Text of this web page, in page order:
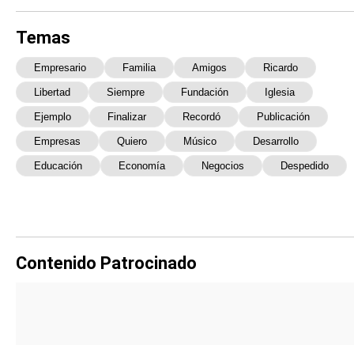
Temas
Empresario Familia Amigos Ricardo
Libertad Siempre Fundación Iglesia
Ejemplo Finalizar Recordó Publicación
Empresas Quiero Músico Desarrollo
Educación Economía Negocios Despedido
Contenido Patrocinado